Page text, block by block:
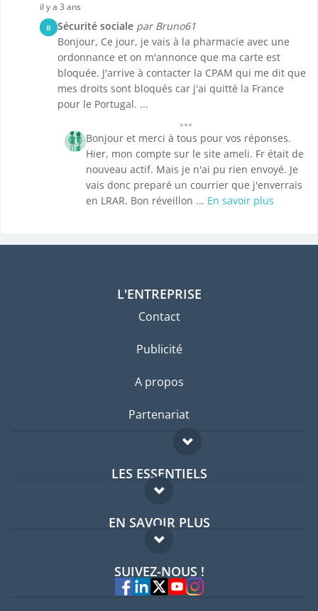
il y a 3 ans
B Sécurité sociale par Bruno61
Bonjour, Ce jour, je vais à la pharmacie avec une
ordonnance et on m'annonce que ma carte est
bloquée. J'arrive à contacter la CPAM qui me dit que
mes droits sont bloqués car j'ai quitté la France
pour le Portugal. ...
Bonjour et merci à tous pour vos réponses.
Hier, mon compte sur le site ameli. Fr était de
nouveau actif. Mais je n'ai pu rien envoyé. Je
vais donc preparé un courrier que j'enverrais
en LRAR. Bon réveillon ... En savoir plus
L'ENTREPRISE
Contact
Publicité
A propos
Partenariat
LES ESSENTIELS
Forum expatriés
Guides pays
EN SAVOIR PLUS
FAQ
Experts
SUIVEZ-NOUS !